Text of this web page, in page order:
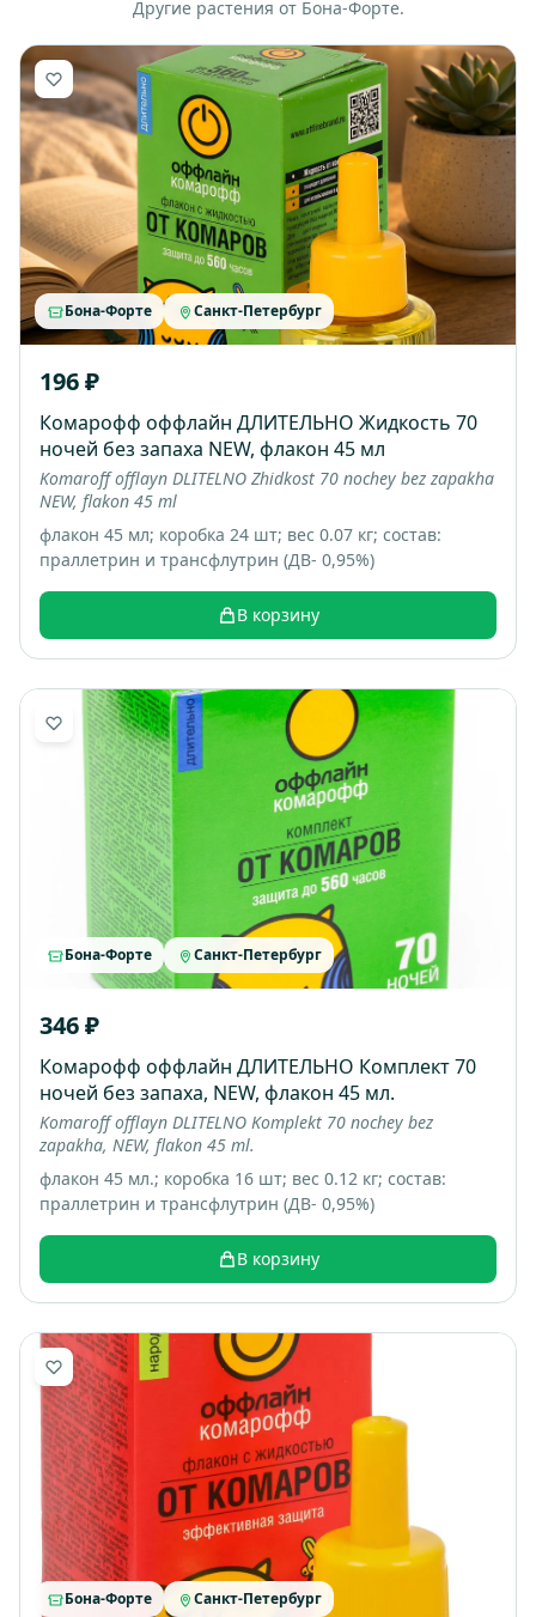
Другие растения от Бона-Форте.
Бона-Форте Санкт-Петербург
196 ₽
Комарофф оффлайн ДЛИТЕЛЬНО Жидкость 70
ночей без запаха NEW, флакон 45 мл
Komaroff offlayn DLITELNO Zhidkost 70 nochey bez zapakha
NEW, flakon 45 ml
флакон 45 мл; коробка 24 шт; вес 0.07 кг; состав:
праллетрин и трансфлутрин (ДВ- 0,95%)
В корзину
Бона-Форте Санкт-Петербург
346 ₽
Комарофф оффлайн ДЛИТЕЛЬНО Комплект 70
ночей без запаха, NEW, флакон 45 мл.
Komaroff offlayn DLITELNO Komplekt 70 nochey bez
zapakha, NEW, flakon 45 ml.
флакон 45 мл.; коробка 16 шт; вес 0.12 кг; состав:
праллетрин и трансфлутрин (ДВ- 0,95%)
В корзину
Бона-Форте Санкт-Петербург